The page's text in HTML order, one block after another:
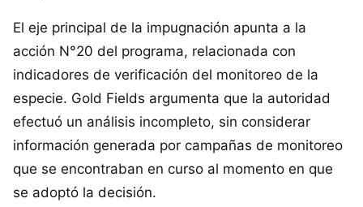
El eje principal de la impugnación apunta a la
acción N°20 del programa, relacionada con
indicadores de verificación del monitoreo de la
especie. Gold Fields argumenta que la autoridad
efectuó un análisis incompleto, sin considerar
información generada por campañas de monitoreo
que se encontraban en curso al momento en que
se adoptó la decisión.